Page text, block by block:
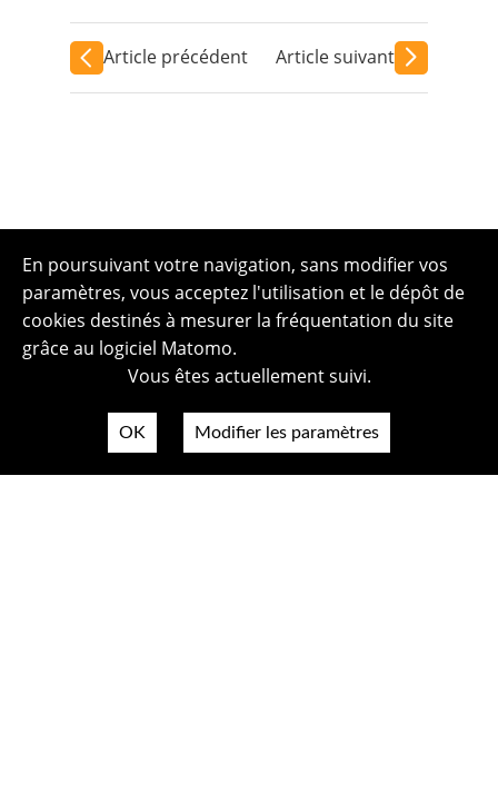
Article précédent Article suivant
En poursuivant votre navigation, sans modifier vos
paramètres, vous acceptez l'utilisation et le dépôt de
cookies destinés à mesurer la fréquentation du site
grâce au logiciel Matomo.
Vous êtes actuellement suivi.
OK Modifier les paramètres